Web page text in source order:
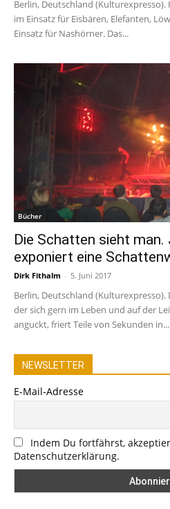
Berlin, Deutschland (Kulturexpresso).
im Einsatz für Eisbären, Elefanten,
Einsatz für Nashörner. Das...
Bücher
Die Schatten sieht man.
exponiert eine
Dirk Fithalm - 5. Juni 2017
Berlin, Deutschland
der sich gern im Leben und auf der
anguckt, friert Teile von Sekunden in...
NEWSLETTER
E-Mail-Adresse
Indem Du fortfährst,
Datenschutzerklärung.